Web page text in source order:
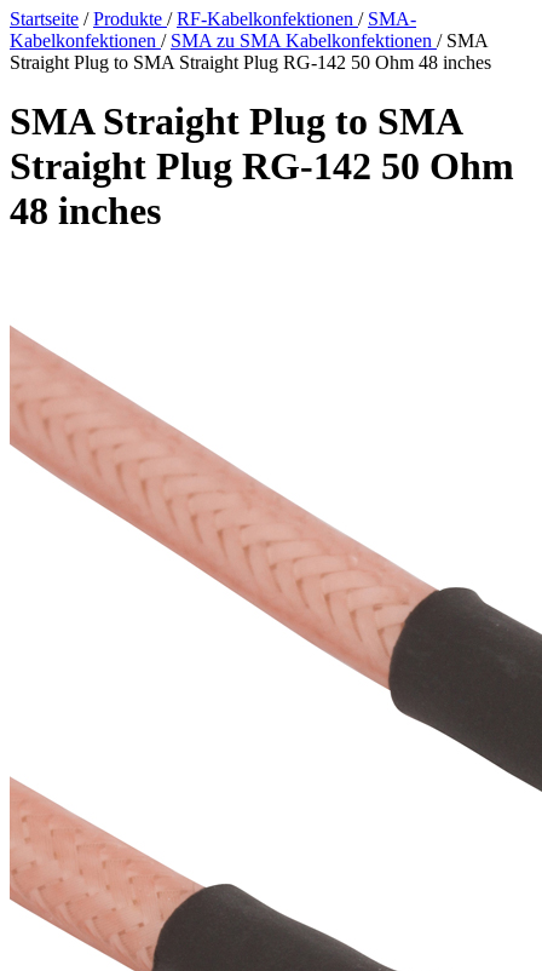
Startseite / Produkte / RF-Kabelkonfektionen / SMA-
Kabelkonfektionen / SMA zu SMA Kabelkonfektionen / SMA
Straight Plug to SMA Straight Plug RG-142 50 Ohm 48 inches
SMA Straight Plug to SMA
Straight Plug RG-142 50 Ohm
48 inches